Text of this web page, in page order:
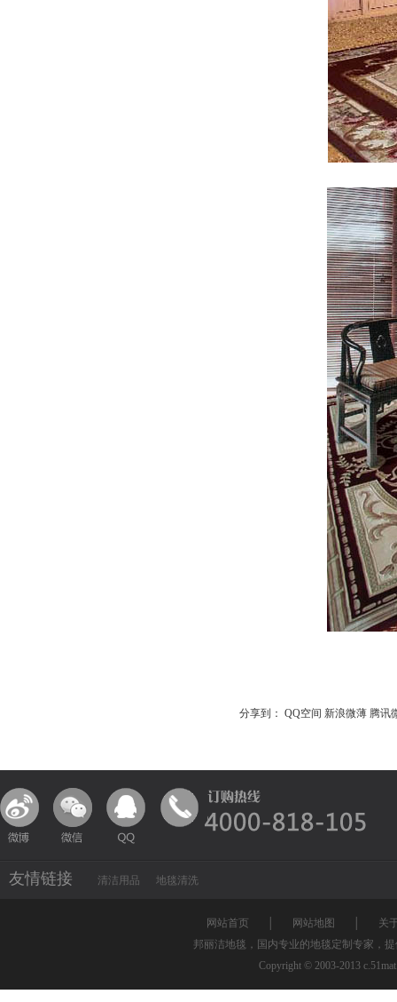
分享到： QQ空间 新浪微薄 腾讯
友情链接 清洁用品 地毯清洗
网站首页 网站地图
关
邦丽洁地毯，国内专业的地毯定制专家，
Copyright © 2003-2013